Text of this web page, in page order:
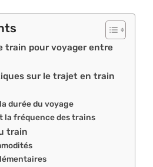
train pour voyager entre
sur le trajet en train
durée du voyage
la fréquence des trains
train